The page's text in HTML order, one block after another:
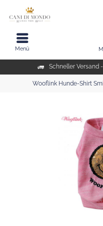
Schneller Versand
Menü
Wooflink Hunde-Shirt